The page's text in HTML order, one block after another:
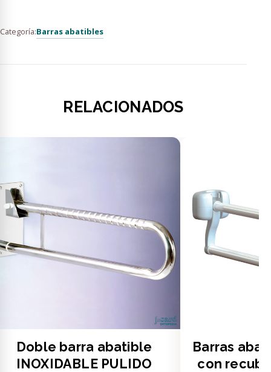
Categoría:Barras abatibles
RELACIONADOS
Doble barra abatible
INOXIDABLE PULIDO
Barras
con